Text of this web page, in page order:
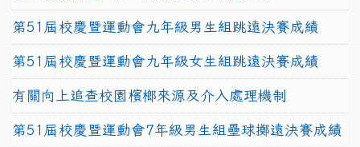
第51屆校慶暨運動會九年級男生組跳遠決賽成績
第51屆校慶暨運動會九年級女生組跳遠決賽成績
有關向上追查校園檳榔來源及介入處理機制
第51屆校慶暨運動會7年級男生組壘球擲遠決賽成績